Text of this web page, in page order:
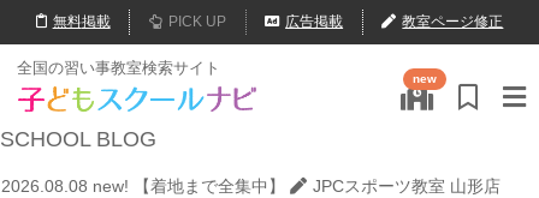
無料掲載 PICK UP 広告掲載 教室ページ修正
全国の習い事教室検索サイト
new
SCHOOL BLOG
2026.07.29 new! 【第24回ファミリードーム杯小学生軟式野球大会】
JPCスポーツ教室 山形店
2026.08.08 new! 【着地まで全集中】
JPCスポーツ教室 山形店